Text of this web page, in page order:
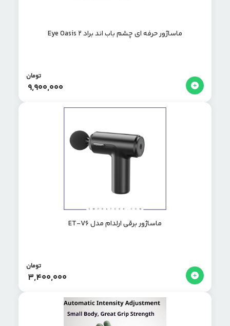
ماساژور حرفه ای چشم باب اند براد Eye Oasis 2
9,900,000
تومان
ماساژور برقی ارلدام مدل ET-V6
3,400,000
تومان